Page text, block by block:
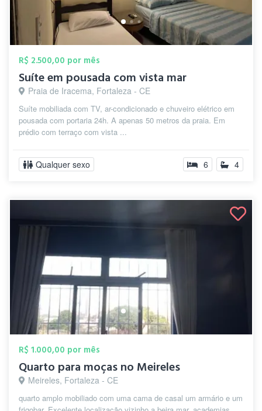
R$ 2.500,00 por mês
Suíte em pousada com vista mar
Praia de Iracema, Fortaleza - CE
Suíte mobiliada com TV, ar-condicionado e chuveiro elétrico em
pousada com portaria 24h. A apenas 50 metros da praia. Em
prédio com terraço com vista ...
Qualquer sexo 6 4
R$ 1.000,00 por mês
Quarto para moças no Meireles
Meireles, Fortaleza - CE
quarto amplo mobiliado com uma cama de casal um armário e um